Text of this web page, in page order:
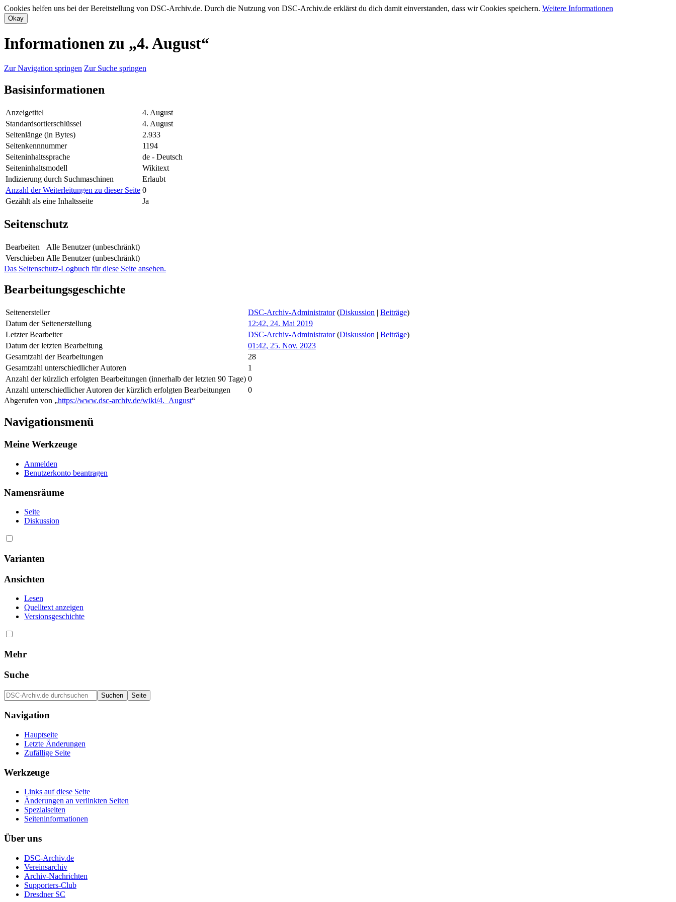
Cookies helfen uns bei der Bereitstellung von DSC-Archiv.de. Durch die Nutzung von DSC-Archiv.de erklärst du dich damit einverstanden, dass wir Cookies speichern. Weitere Informationen
Informationen zu „4. August“
Zur Navigation springen Zur Suche springen
Basisinformationen
Anzeigetitel
4. August
Standardsortierschlüssel
4. August
Seitenlänge (in Bytes)
2.933
Seitenkennnummer
1194
Seiteninhaltssprache
de - Deutsch
Seiteninhaltsmodell
Wikitext
Indizierung durch Suchmaschinen
Erlaubt
Anzahl der Weiterleitungen zu dieser Seite 0
Gezählt als eine Inhaltsseite
Ja
Seitenschutz
Bearbeiten
Alle Benutzer (unbeschränkt)
Verschieben Alle Benutzer (unbeschränkt)
Das Seitenschutz-Logbuch für diese Seite ansehen.
Bearbeitungsgeschichte
Seitenersteller DSC-Archiv-Administrator (Diskussion | Beiträge)
Datum der Seitenerstellung
12:42, 24. Mai 2019
Letzter Bearbeiter
DSC-Archiv-Administrator (Diskussion | Beiträge)
Datum der letzten Bearbeitung
01:42, 25. Nov. 2023
Gesamtzahl der Bearbeitungen
28
Gesamtzahl unterschiedlicher Autoren
1
Anzahl der kürzlich erfolgten Bearbeitungen (innerhalb der letzten 90 Tage) 0
Anzahl unterschiedlicher Autoren der kürzlich erfolgten Bearbeitungen
0
Abgerufen von „https://www.dsc-archiv.de/wiki/4._August“
Navigationsmenü
Meine Werkzeuge
Anmelden
Benutzerkonto beantragen
Namensräume
Seite
Diskussion
Varianten
Ansichten
Lesen
Quelltext anzeigen
Versionsgeschichte
Mehr
Suche
Navigation
Hauptseite
Letzte Änderungen
Zufällige Seite
Werkzeuge
Links auf diese Seite
Änderungen an verlinkten Seiten
Spezialseiten
Seiten­informationen
Über uns
DSC-Archiv.de
Vereinsarchiv
Archiv-Nachrichten
Supporters-Club
Dresdner SC